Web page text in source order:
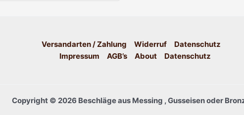
Versandarten / Zahlung Widerruf
Datenschutz
Impressum
AGB’s About Datenschutz
Copyright © 2026 Beschläge aus Messing , Gusseisen oder